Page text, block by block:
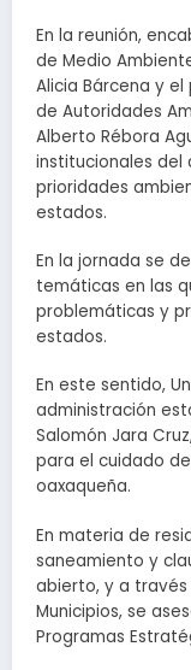
En la reunión,
de Medio
Alicia Bárcena y
de Autoridades
Alberto Rébora
institucionales del
prioridades
estados.
En la jornada se
temáticas en las
problemáticas y
estados.
En este sentido,
administración
Salomón Jara
para el cuidado
oaxaqueña.
En materia de
saneamiento y
abierto, y a
Municipios, se
Programas